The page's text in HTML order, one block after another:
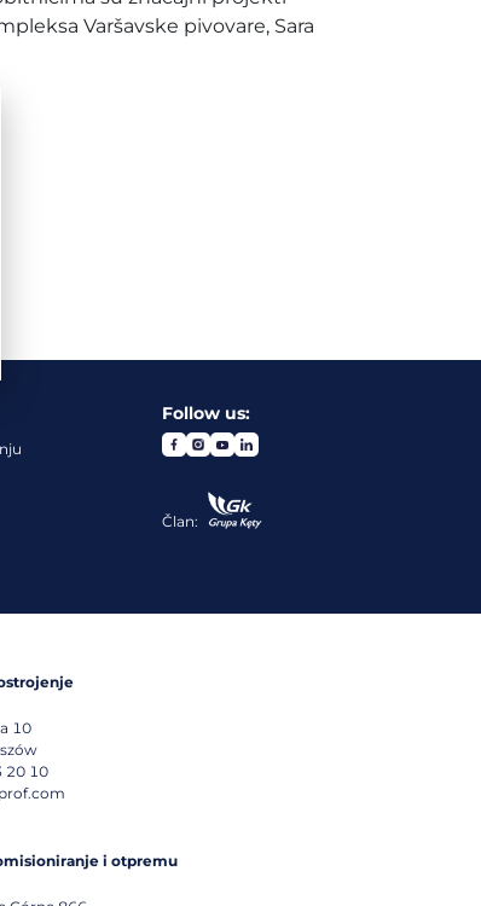
Varšavske pivovare, Sara
Follow us:
Član:
10
20 10
i otpremu